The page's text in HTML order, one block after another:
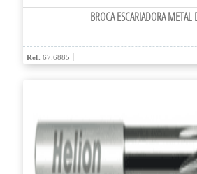
BROCA ESCARIADORA
Ref. 67.6885